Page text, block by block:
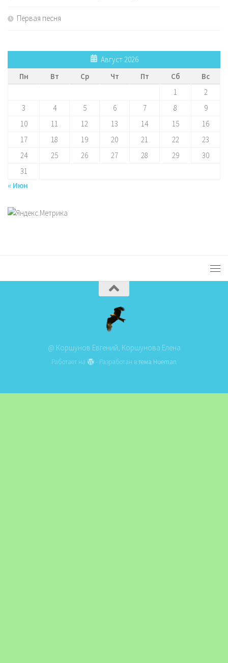
Первая песня
Август 2026
Пн
Вт Ср Чт Пт Сб
Вс
1
2
3
4 5 6 7 8
9
10
11 12 13 14 15
16
17
18 19 20 21 22
23
24
25 26 27 28 29
30
31
« Июн
@ Коршунов Евгений, Коршунова Елена
Работает на - Разработан втема Hueman